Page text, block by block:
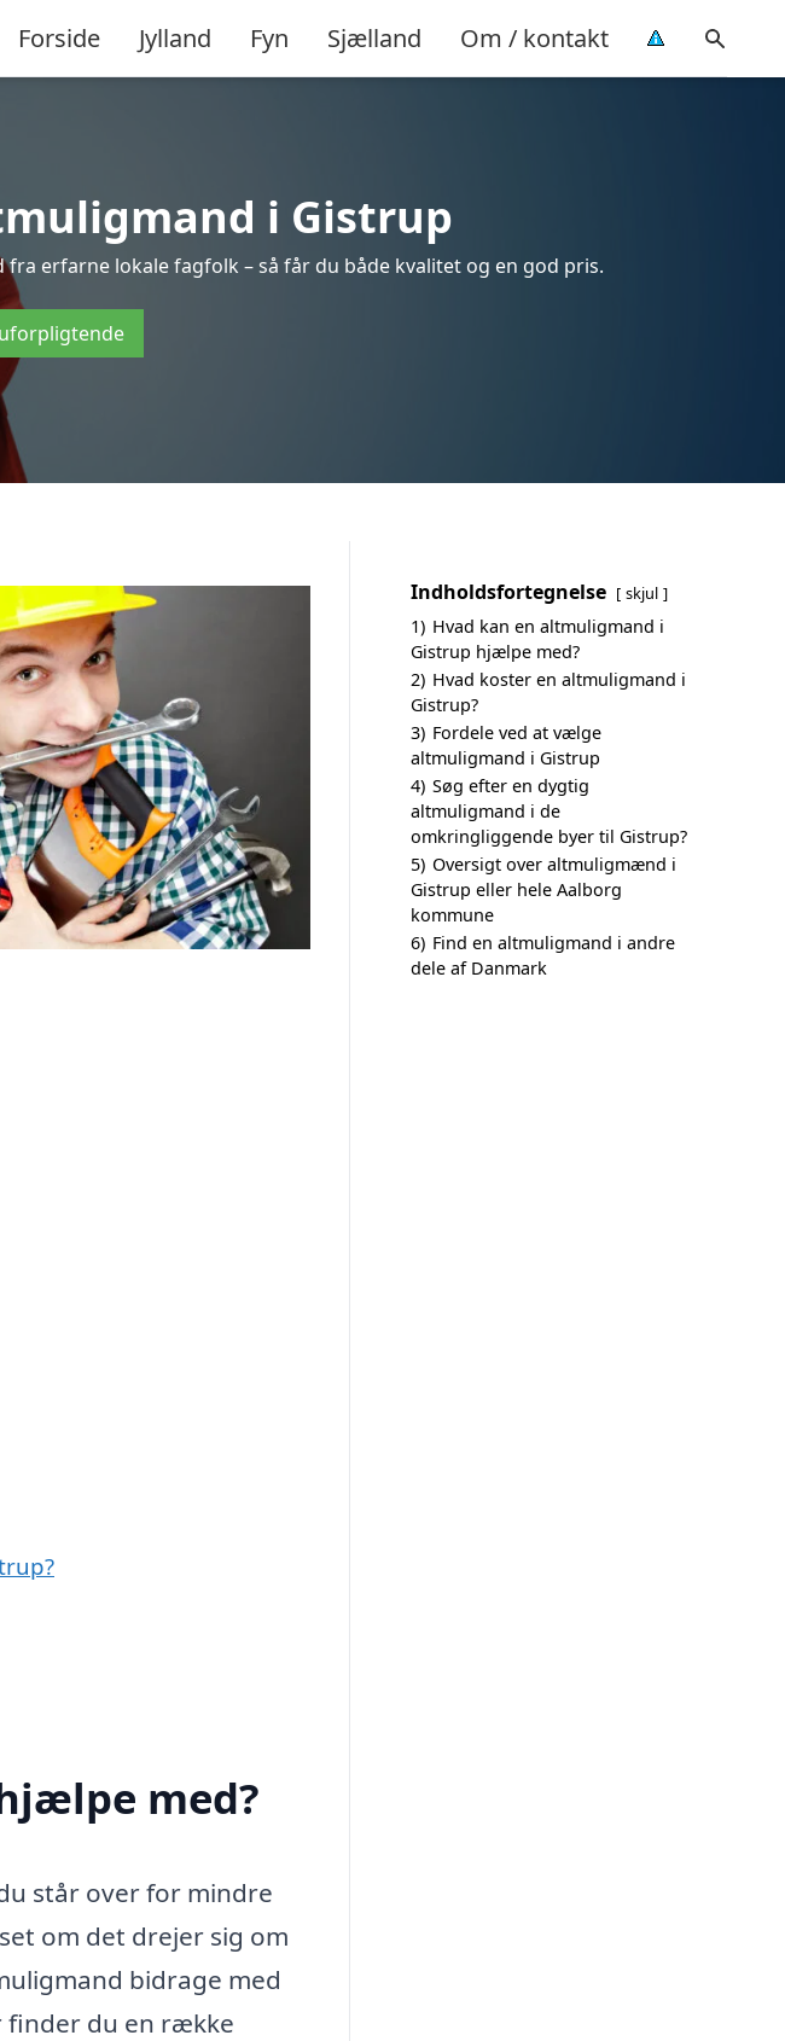
Forside Jylland Fyn Sjælland Om / kontakt
i Gistrup
erfarne lokale fagfolk – så får du både kvalitet og en god pris.
med?
står over for mindre
om det drejer sig om
bidrage med
finder du en række
Indholdsfortegnelse skjul
1) Hvad kan en altmuligmand i
Gistrup hjælpe med?
2) Hvad koster en altmuligmand i
Gistrup?
3) Fordele ved at vælge
altmuligmand i Gistrup
4) Søg efter en dygtig
altmuligmand i de
omkringliggende byer til Gistrup?
5) Oversigt over altmuligmænd i
Gistrup eller hele Aalborg
kommune
6) Find en altmuligmand i andre
dele af Danmark